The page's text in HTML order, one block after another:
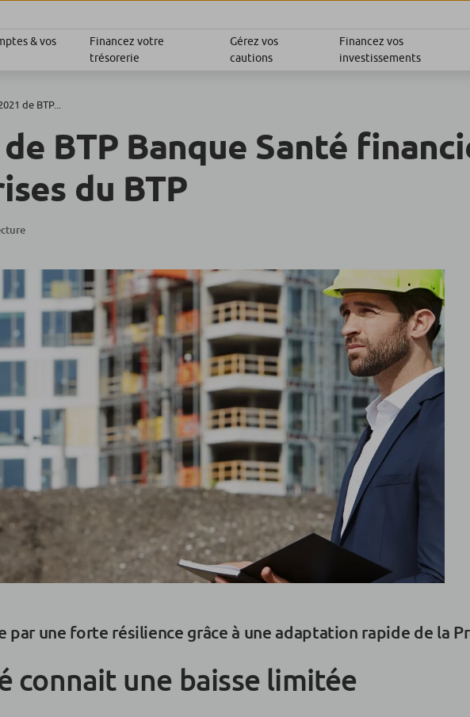
& vos
Financez votre
trésorerie
Gérez vos
cautions
Financez vos
investissements
de BTP...
BTP Banque Santé
du BTP
par une forte résilience grâce à une adaptation rapide de la
connait une baisse limitée